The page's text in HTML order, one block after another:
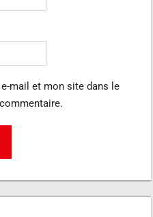
mail et mon site dans le